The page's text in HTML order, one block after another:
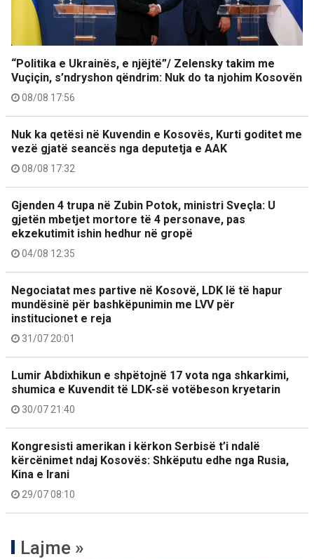
“Politika e Ukrainës, e njëjtë”/ Zelensky takim me
Vuçiçin, s’ndryshon qëndrim: Nuk do ta njohim Kosovën
08/08 17:56
Nuk ka qetësi në Kuvendin e Kosovës, Kurti goditet me
vezë gjatë seancës nga deputetja e AAK
08/08 17:32
Gjenden 4 trupa në Zubin Potok, ministri Sveçla: U
gjetën mbetjet mortore të 4 personave, pas
ekzekutimit ishin hedhur në gropë
04/08 12:35
Negociatat mes partive në Kosovë, LDK lë të hapur
mundësinë për bashkëpunimin me LVV për
institucionet e reja
31/07 20:01
Lumir Abdixhikun e shpëtojnë 17 vota nga shkarkimi,
shumica e Kuvendit të LDK-së votëbeson kryetarin
30/07 21:40
Kongresisti amerikan i kërkon Serbisë t’i ndalë
kërcënimet ndaj Kosovës: Shkëputu edhe nga Rusia,
Kina e Irani
29/07 08:10
Lajme »